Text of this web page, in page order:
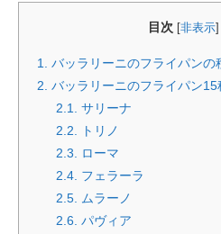
目次 [非表示]
1.
バッラリーニのフライパンの
2. バッラリーニのフライパン
2.1.
サリーナ
2.2.
トリノ
2.3.
ローマ
2.4. フェラーラ
2.5.
ムラーノ
2.6. パヴィア